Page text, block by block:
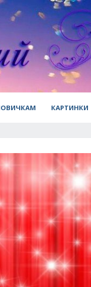
КАРТИНКИ